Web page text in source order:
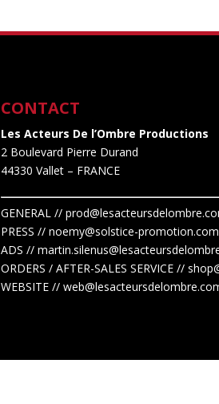
CONTACT
Les Acteurs De l’Ombre Productions
2 Boulevard Pierre Durand
44330 Vallet – FRANCE
GENERAL //
PRESS // noemy@solstice-promotion.com
ADS //martin.silenus
ORDERS / AFTER-SALES SERVICE //
WEBSITE //